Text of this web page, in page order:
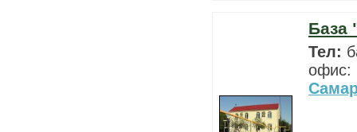
База
Тел:
офис: